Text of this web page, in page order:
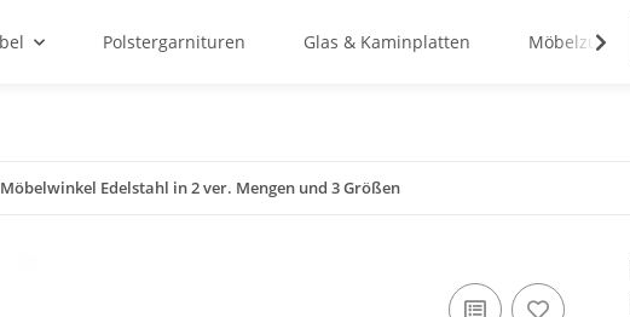
Polstergarnituren Glas & Kaminplatten
Möbelwinkel Edelstahl in 2 ver. Mengen und 3 Größen